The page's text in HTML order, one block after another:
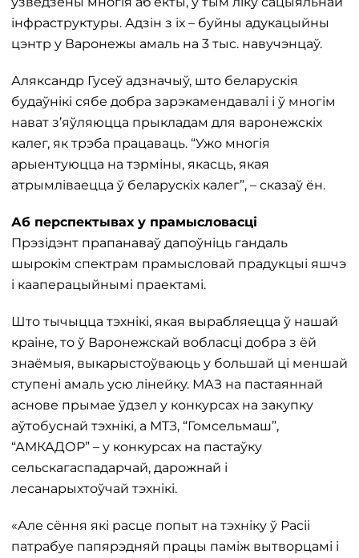
інфраструктуры. Адзін з іх – буйны адукацыйны
цэнтр у Варонежы амаль на 3 тыс. навучэнцаў.
Аляксандр Гусеў адзначыў, што беларускія
будаўнікі сябе добра зарэкамендавалі і ў многім
нават з’яўляюцца прыкладам для варонежскіх
калег, як трэба працаваць. “Ужо многія
арыентуюцца на тэрміны, якасць, якая
атрымліваецца ў беларускіх калег”, – сказаў ён.
Аб перспектывах у прамысловасці
Прэзідэнт прапанаваў дапоўніць гандаль
шырокім спектрам прамысловай прадукцыі яшчэ
і кааперацыйнымі праектамі.
Што тычыцца тэхнікі, якая вырабляецца ў нашай
краіне, то ў Варонежскай вобласці добра з ёй
знаёмыя, выкарыстоўваюць у большай ці меншай
ступені амаль усю лінейку. МАЗ на пастаяннай
аснове прымае ўдзел у конкурсах на закупку
аўтобуснай тэхнікі, а МТЗ, “Гомсельмаш”,
“АМКАДОР” – у конкурсах на пастаўку
сельскагаспадарчай, дарожнай і
лесанарыхтоўчай тэхнікі.
«Але сёння які расце попыт на тэхніку ў Расіі
патрабуе папярэдняй працы паміж вытворцамі і